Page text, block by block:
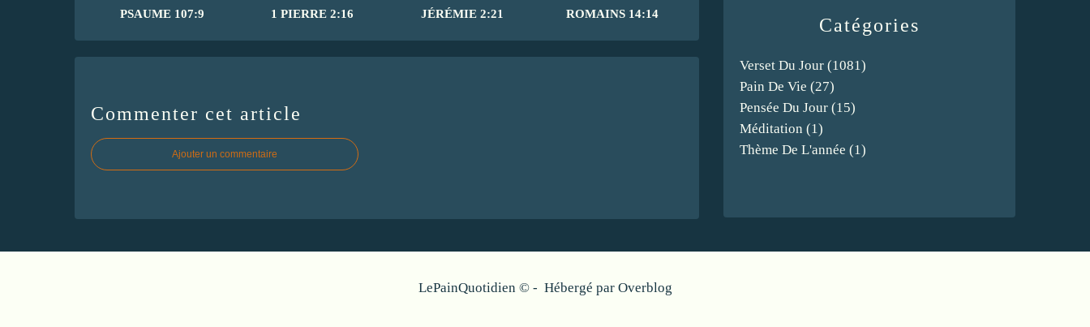
PSAUME 107:9 1 PIERRE 2:16 JÉRÉMIE 2:21 ROMAINS 14:14
Commenter cet article
Ajouter un commentaire
Catégories
Verset Du Jour (1081)
Pain De Vie (27)
Pensée Du Jour (15)
Méditation (1)
Thème De L'année (1)
LePainQuotidien © - Hébergé par Overblog